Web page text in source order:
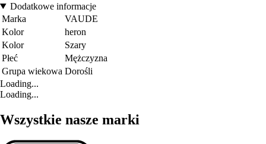
Dodatkowe informacje
Marka
VAUDE
Kolor
heron
Kolor
Szary
Płeć
Mężczyzna
Grupa wiekowa Dorośli
Loading...
Loading...
Wszystkie nasze marki